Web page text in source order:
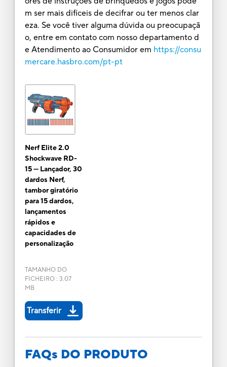
m ser mais difíceis de decifrar ou ter menos clar
eza. Se você tiver alguma dúvida ou preocupaçã
o, entre em contato com nosso departamento d
e Atendimento ao Consumidor em https://consu
mercare.hasbro.com/pt-pt
Nerf Elite 2.0
Shockwave RD-
15 — Lançador, 30
dardos Nerf,
tambor giratório
para 15 dardos,
lançamentos
rápidos e
capacidades de
personalização
TAMANHO DO
FICHEIRO: 3.07
MB
Transferir
FAQs DO PRODUTO